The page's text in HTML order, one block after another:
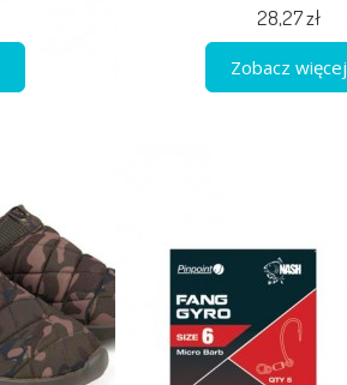
28,27 zł
Zobacz więcej